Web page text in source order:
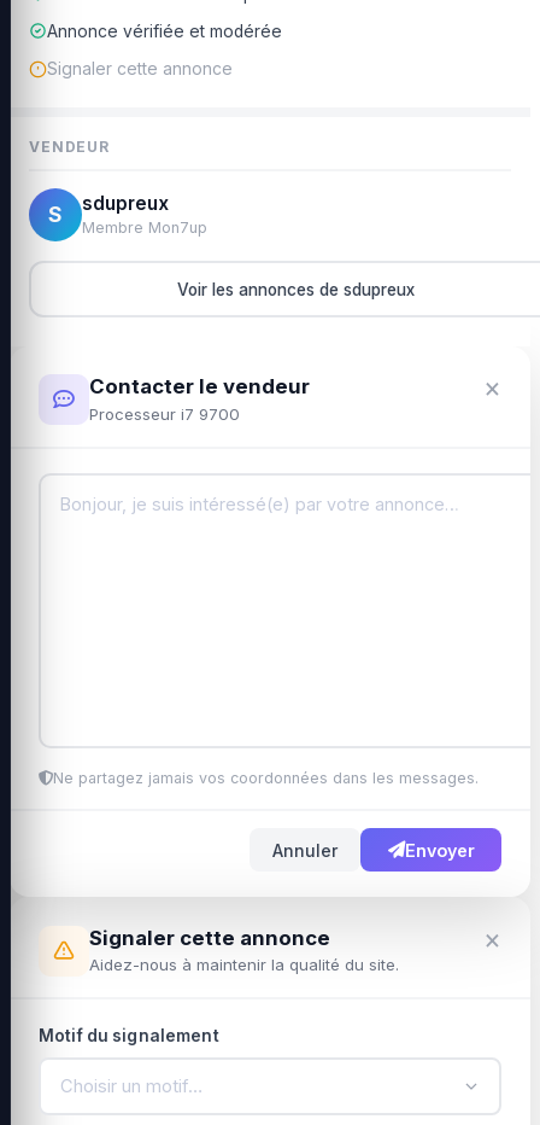
Annonce vérifiée et modérée
Signaler cette annonce
VENDEUR
S sdupreux
Membre Mon7up
Voir les annonces de sdupreux
Contacter le vendeur
Processeur i7 9700
×
Ne partagez jamais vos coordonnées dans les messages.
Annuler Envoyer
Signaler cette annonce
Aidez-nous à maintenir la qualité du site.
×
Motif du signalement
Choisir un motif…